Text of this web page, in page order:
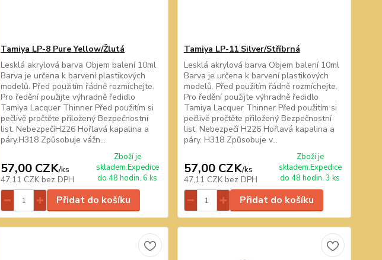
Tamiya LP-8 Pure Yellow/Žlutá
Lesklá akrylová barva Objem balení 10ml
Barva je určena k barvení plastikových
modelů. Před použitím řádně rozmíchejte.
Pro ředění použijte výhradně ředidlo
Tamiya Lacquer Thinner Před použitím si
pečlivě pročtěte přiložený Bezpečnostní
list. NebezpečíH226 Hořlavá kapalina a
páry.H318 Způsobuje vážn...
57,00 CZK/ks
47,11 CZK bez DPH
Zboží je
skladem.Expedice
do 48 hodin. 6 ks
Přidat do košíku
Tamiya LP-11 Silver/Stříbrná
Lesklá akrylová barva Objem balení 10ml
Barva je určena k barvení plastikových
modelů. Před použitím řádně rozmíchejte.
Pro ředění použijte výhradně ředidlo
Tamiya Lacquer Thinner Před použitím si
pečlivě pročtěte přiložený Bezpečnostní
list. Nebezpečí H226 Hořlavá kapalina a
páry. H318 Způsobuje v...
57,00 CZK/ks
47,11 CZK bez DPH
Zboží je
skladem.Expedice
do 48 hodin. 3 ks
Přidat do košíku